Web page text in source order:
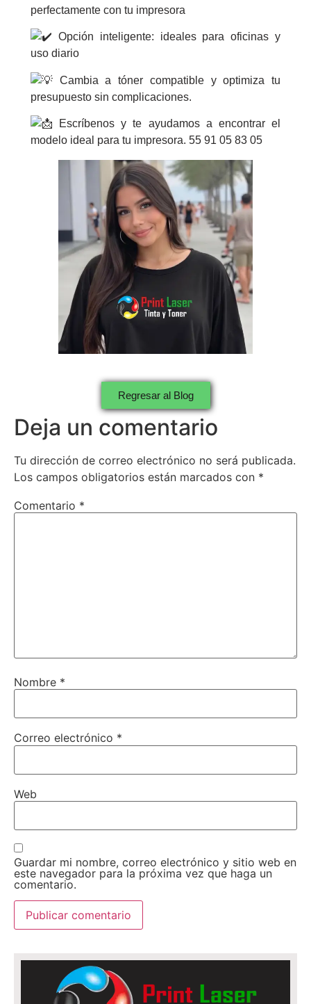
perfectamente con tu impresora
Opción inteligente: ideales para oficinas y
uso diario
Cambia a tóner compatible y optimiza tu
presupuesto sin complicaciones.
Escríbenos y te ayudamos a encontrar el
modelo ideal para tu impresora. 55 91 05 83 05
Regresar al Blog
Deja un comentario
Tu dirección de correo electrónico no será publicada.
Los campos obligatorios están marcados con *
Comentario *
Nombre *
Correo electrónico *
Web
Guardar mi nombre, correo electrónico y sitio web en
este navegador para la próxima vez que haga un
comentario.